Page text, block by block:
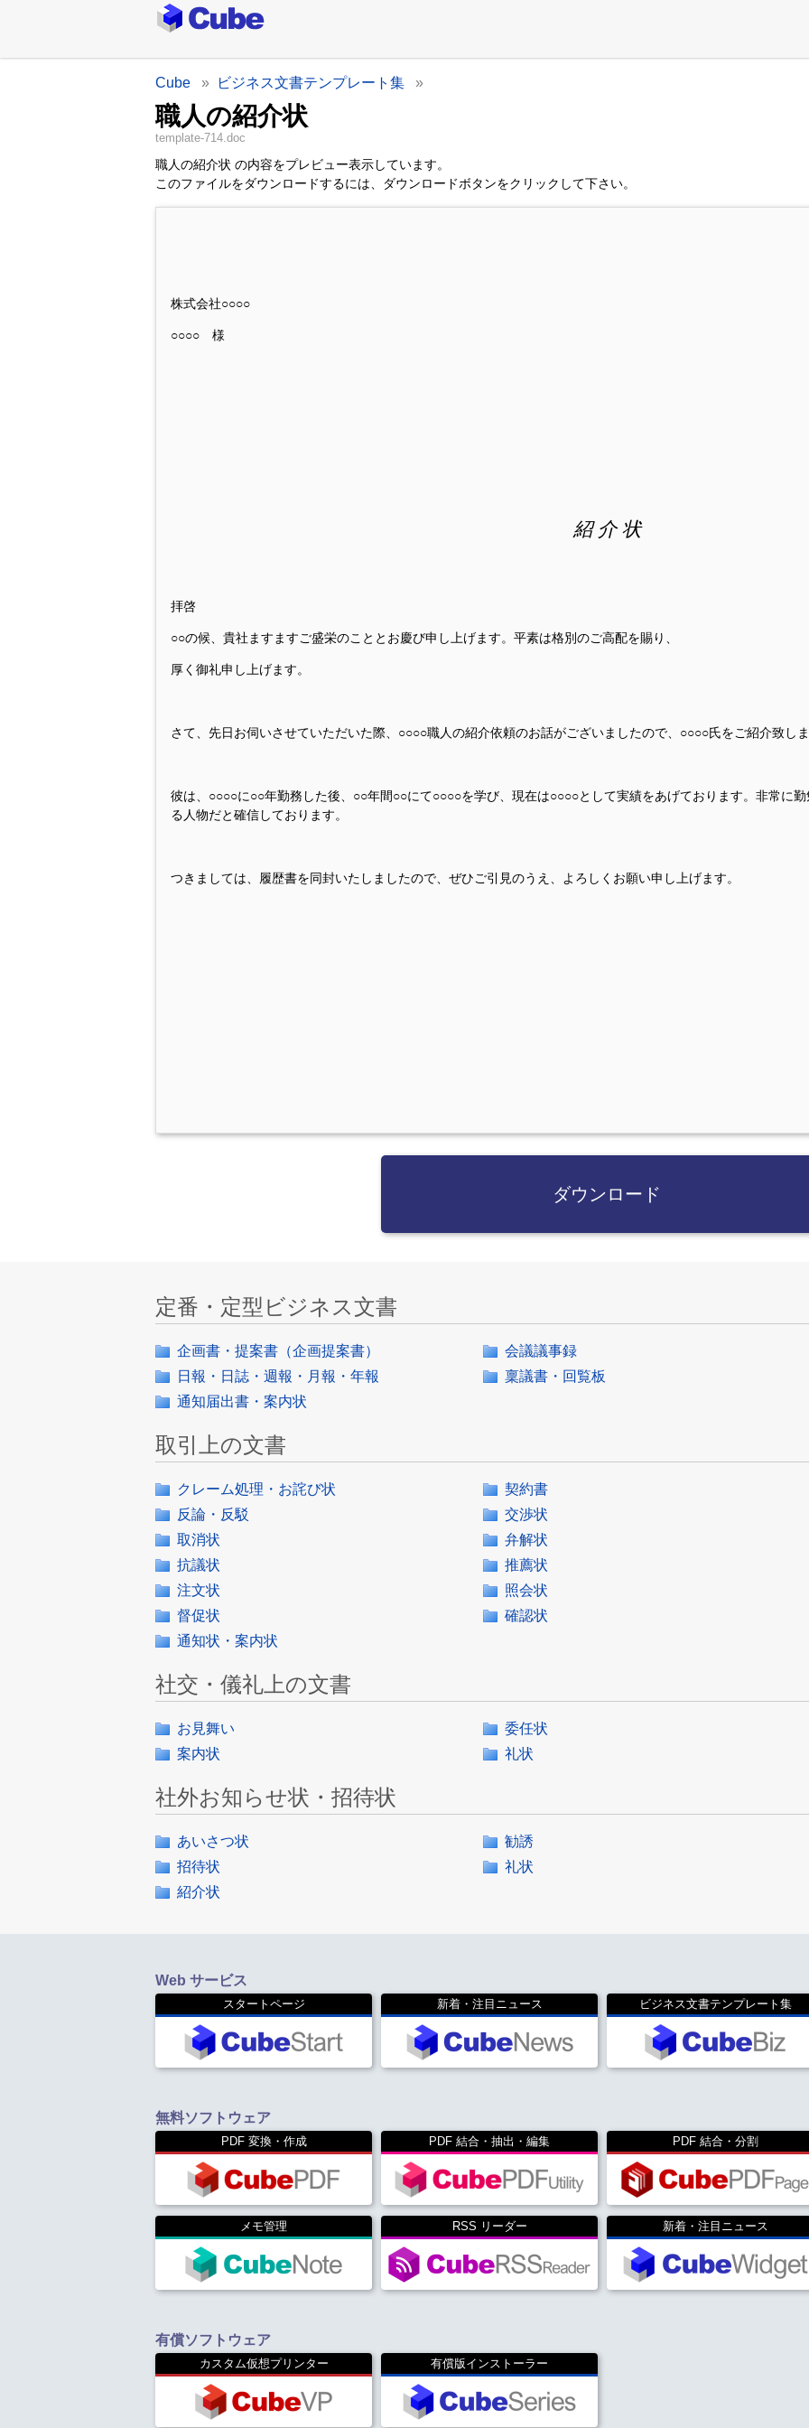
Cube ビジネス文書テンプレート集
職人の紹介状
template-714.doc
職人の紹介状 の内容をプレビュー表示しています。
このファイルをダウンロードするには、ダウンロードボタンをクリックして下さい。
株式会社○○○○
○○○○ 様
紹 介 状
拝啓
○○の候、貴社ますますご盛栄のこととお慶び申し上げます。平素は格別のご高配を賜り、
厚く御礼申し上げます。
さて、先日お伺いさせていただいた際、○○○○職人の紹介依頼のお話がございましたので、○○○○氏をご紹介致し
彼は、○○○○に○○年勤務した後、○○年間○○にて○○○○を学び、現在は○○○○として実績をあげております。非常に
る人物だと確信しております。
つきましては、履歴書を同封いたしましたので、ぜひご引見のうえ、よろしくお願い申し上げます。
ダウンロード
定番・定型ビジネス文書
企画書・提案書（企画提案書）
会議議事録
日報・日誌・週報・月報・年報
稟議書・回覧板
通知届出書・案内状
取引上の文書
クレーム処理・お詫び状
契約書
反論・反駁
交渉状
取消状
弁解状
抗議状
推薦状
注文状
照会状
督促状
確認状
通知状・案内状
社交・儀礼上の文書
お見舞い
委任状
案内状
礼状
社外お知らせ状・招待状
あいさつ状
勧誘
招待状
礼状
紹介状
Web サービス
スタートページ 新着・注目ニュース ビジネス文書テンプレート集
無料ソフトウェア
PDF 変換・作成 PDF 結合・抽出・編集 PDF 結合・分割
メモ管理 RSS リーダー 新着・注目ニュース
有償ソフトウェア
カスタム仮想プリンター 有償版インストーラー